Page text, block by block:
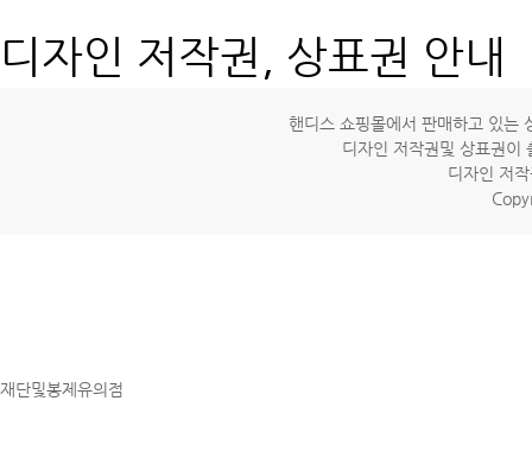
디자인 저작권, 상표권 안내
핸디스 쇼핑몰에서 판매하고 있는
디자인 저작권및 상표권이
디자인 저
재단및봉제유의점